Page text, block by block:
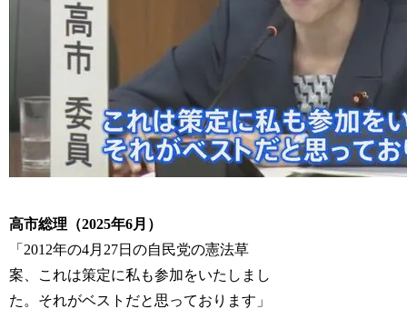
高市総理（2025年6月）
「2012年の4月27日の自民党の憲法草
案、これは策定に私も参加をいたしまし
た。それがベストだと思っております」